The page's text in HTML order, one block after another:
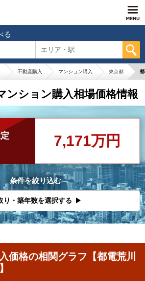
る
エリア・駅
不動産購入 マンション購入 東京都
ンション購入相場価格情報
7,171万円
条件を絞り込む
り・築年数を選択する
価格の相関グラフ【都電荒川